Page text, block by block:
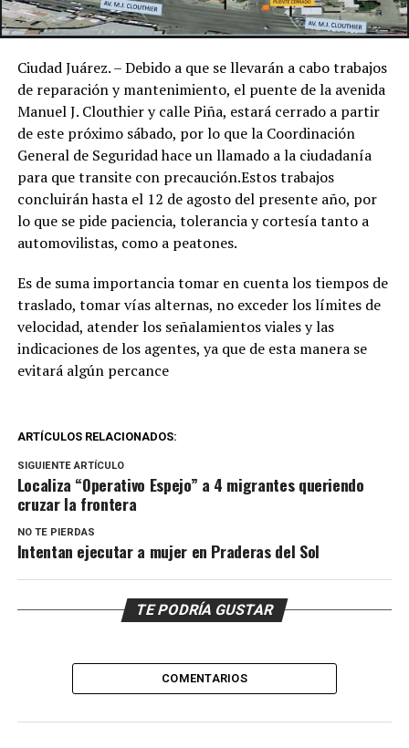
Ciudad Juárez. – Debido a que se llevarán a cabo trabajos
de reparación y mantenimiento, el puente de la avenida
Manuel J. Clouthier y calle Piña, estará cerrado a partir
de este próximo sábado, por lo que la Coordinación
General de Seguridad hace un llamado a la ciudadanía
para que transite con precaución.Estos trabajos
concluirán hasta el 12 de agosto del presente año, por
lo que se pide paciencia, tolerancia y cortesía tanto a
automovilistas, como a peatones.
Es de suma importancia tomar en cuenta los tiempos de
traslado, tomar vías alternas, no exceder los límites de
velocidad, atender los señalamientos viales y las
indicaciones de los agentes, ya que de esta manera se
evitará algún percance
ARTÍCULOS RELACIONADOS:
SIGUIENTE ARTÍCULO
Localiza “Operativo Espejo” a 4 migrantes queriendo
cruzar la frontera
NO TE PIERDAS
Intentan ejecutar a mujer en Praderas del Sol
TE PODRÍA GUSTAR
COMENTARIOS